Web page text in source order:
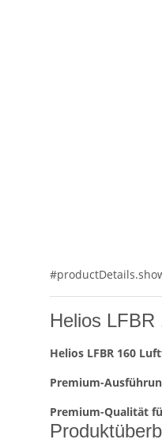
Helios
Helios LFBR 160
Premium-
Premium-Qualität